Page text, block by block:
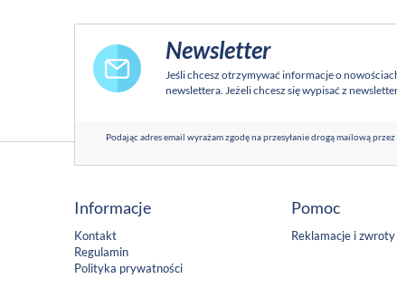
Newsletter
Jeśli chcesz otrzymywać informacje o
newslettera. Jeżeli chcesz się wypisać z
Podając adres email wyrażam zgodę na przesyłanie drogą mailową
Informacje
Kontakt
Regulamin
Polityka prywatności
Pomoc
Reklamacje i zwroty